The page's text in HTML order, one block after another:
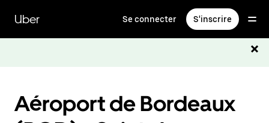
contenu
principal
Uber Se connecter S'inscrire
Aéroport de Bordeaux